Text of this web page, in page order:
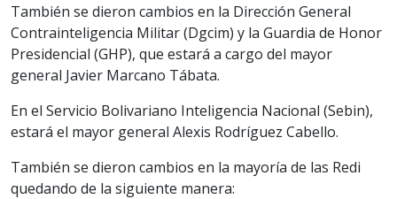
También se dieron cambios en la Dirección General
Contrainteligencia Militar (Dgcim) y la Guardia de Honor
Presidencial (GHP), que estará a cargo del mayor
general Javier Marcano Tábata.
En el Servicio Bolivariano Inteligencia Nacional (Sebin),
estará el mayor general Alexis Rodríguez Cabello.
También se dieron cambios en la mayoría de las Redi
quedando de la siguiente manera: